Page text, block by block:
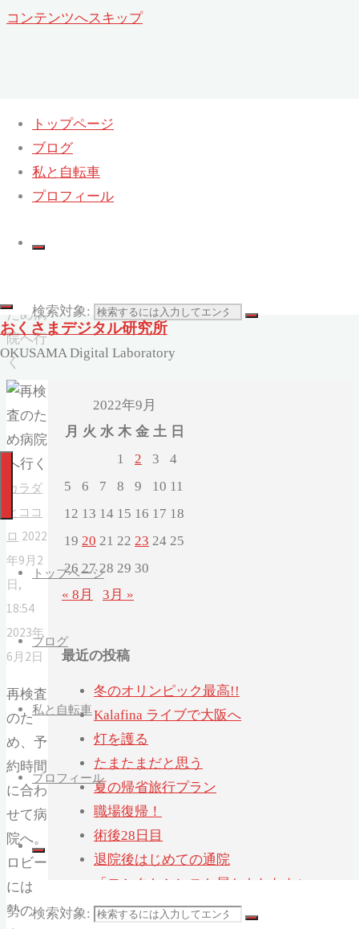
コンテンツへスキップ
トップページ
ブログ
私と自転車
プロフィール
検索対象:
おくさまデジタル研究所
OKUSAMA Digital Laboratory
トップページ
ブログ
私と自転車
プロフィール
検索対象:
再検査のため病院へ行く
ホーム
とココ
ため病
院へ行
く
カラダ
とココ
ロ 2022
年9月2
日,
18:54
2023年
6月2日
再検査
のた
め、予
約時間
に合わ
せて病
院へ。
ロビー
には大
勢の
2022年9月
月 火 水 木 金 土 日
1
2 3
4
5
6 7 8 9 10 11
12 13 14 15 16 17 18
19 20 21 22 23 24 25
26 27 28 29 30
« 8月
3月 »
最近の投稿
冬のオリンピック最高!!
Kalafina ライブで大阪へ
灯を護る
たまたまだと思う
夏の帰省旅行プラン
職場復帰！
術後28日目
退院後はじめての通院
「ヨシタケシンスケ展かもしれない」へ
行ってみたかもしれない